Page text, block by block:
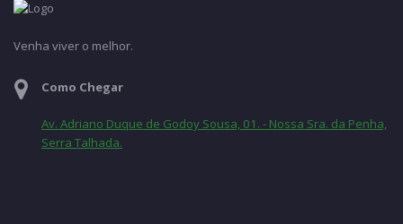
Venha viver o melhor.
Como Chegar
Av. Adriano Duque de Godoy Sousa, 01. - Nossa Sra. da Penha,
Serra Talhada.